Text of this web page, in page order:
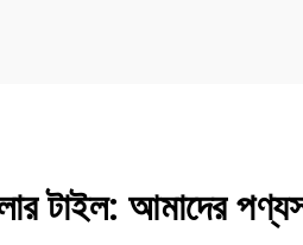
টাইল: আমাদের